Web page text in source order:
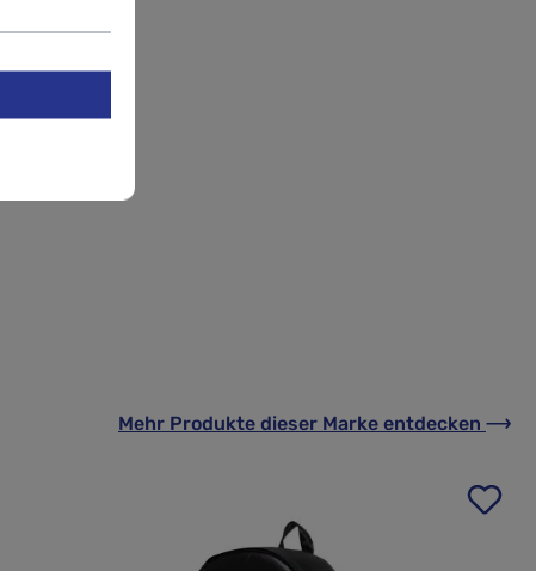
Mehr Produkte dieser Marke entdecken